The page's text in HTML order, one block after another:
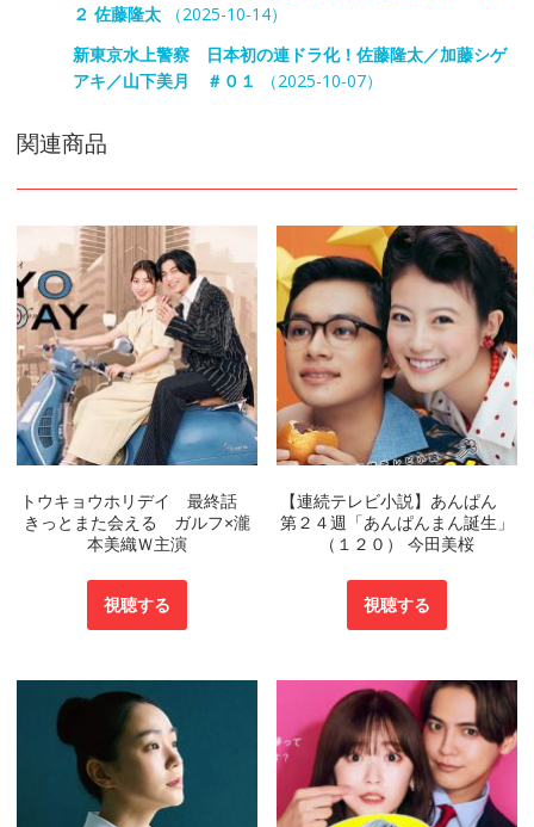
２ 佐藤隆太（2025-10-14）
新東京水上警察 日本初の連ドラ化！佐藤隆太／加藤シゲ
アキ／山下美月 ＃０１
（2025-10-07）
関連商品
トウキョウホリデイ 最終話
きっとまた会える ガルフ×瀧
本美織Ｗ主演
視聴する
【連続テレビ小説】あんぱん
第２４週「あんぱんまん誕生」
（１２０） 今田美桜
視聴する